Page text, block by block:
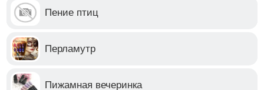
Пение птиц
Перламутр
Пижамная вечеринка